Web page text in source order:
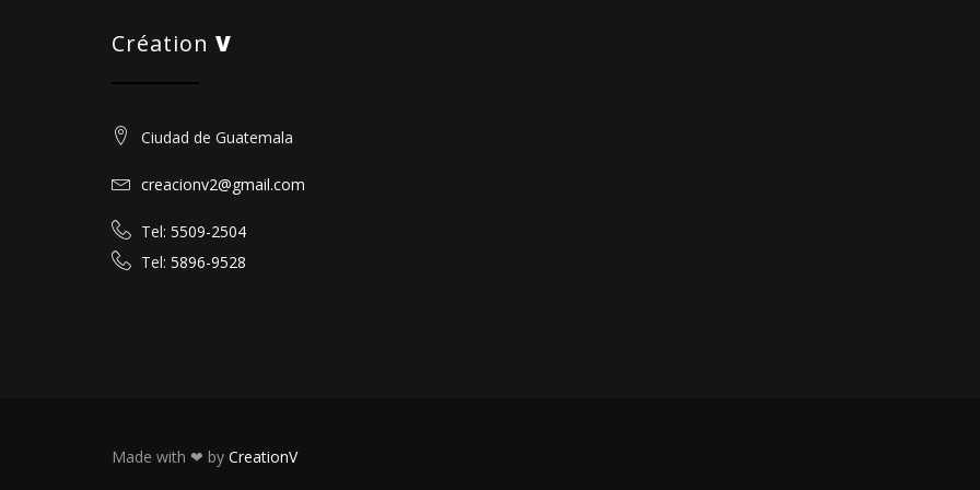
Création V
Ciudad de Guatemala
creacionv2@gmail.com
Tel: 5509-2504
Tel: 5896-9528
Made with ❤ by CreationV